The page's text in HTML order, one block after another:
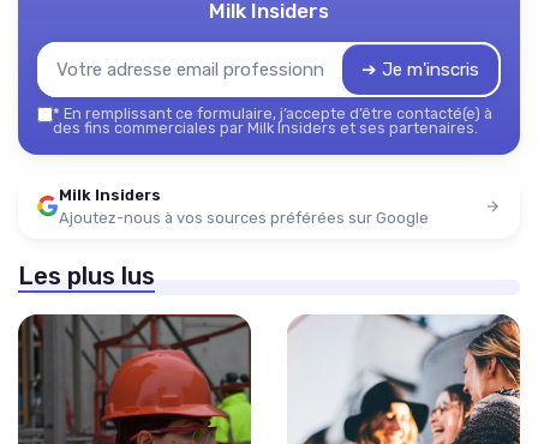
Milk Insiders
➔ Je m'inscris
* En remplissant ce formulaire, j’accepte d’être contacté(e) à
des fins commerciales par Milk Insiders et ses partenaires.
Milk Insiders
Ajoutez-nous à vos sources préférées sur Google
Les plus lus